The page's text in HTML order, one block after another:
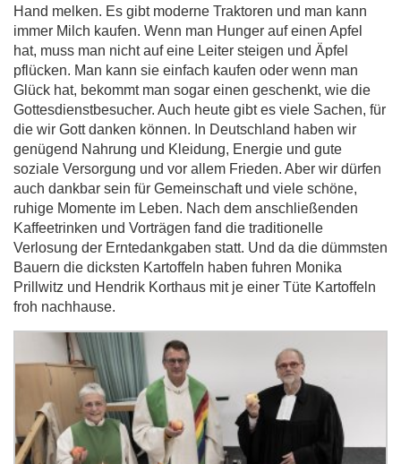
Hand melken. Es gibt moderne Traktoren und man kann
immer Milch kaufen. Wenn man Hunger auf einen Apfel
hat, muss man nicht auf eine Leiter steigen und Äpfel
pflücken. Man kann sie einfach kaufen oder wenn man
Glück hat, bekommt man sogar einen geschenkt, wie die
Gottesdienstbesucher. Auch heute gibt es viele Sachen, für
die wir Gott danken können. In Deutschland haben wir
genügend Nahrung und Kleidung, Energie und gute
soziale Versorgung und vor allem Frieden. Aber wir dürfen
auch dankbar sein für Gemeinschaft und viele schöne,
ruhige Momente im Leben. Nach dem anschließenden
Kaffeetrinken und Vorträgen fand die traditionelle
Verlosung der Erntedankgaben statt. Und da die dümmsten
Bauern die dicksten Kartoffeln haben fuhren Monika
Prillwitz und Hendrik Korthaus mit je einer Tüte Kartoffeln
froh nachhause.